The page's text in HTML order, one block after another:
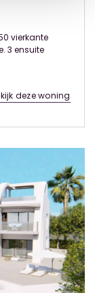
vierkante
3 ensuite
deze woning